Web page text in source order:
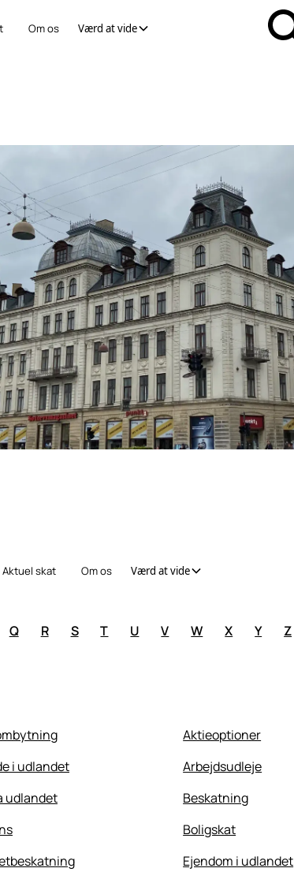
Om os Værd at vide
Aktuel skat Om os Værd at vide
Q R S T U V W X Y Z
Aktieoptioner
i udlandet
Arbejdsudleje
udlandet
Beskatning
Boligskat
Ejendom i udlandet